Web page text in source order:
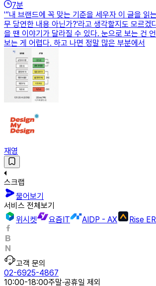
7분
'”내 브랜드에 꼭 맞는 기준을 세우자 이 글을 읽
무 당연한 내용 아닌가?'라고 생각할지도 모르겠
을 땐 이야기가 달라질 수 있다. 눈으로 보는 건
보는 게 어렵다. 하고 나면 정말 많은 부분에서
재영
스크랩
물어보기
서비스 전체보기
위시켓
요즘IT AIDP - AX Rise
고객 문의
02-6925-4867
10:00-18:00주말·공휴일 제외